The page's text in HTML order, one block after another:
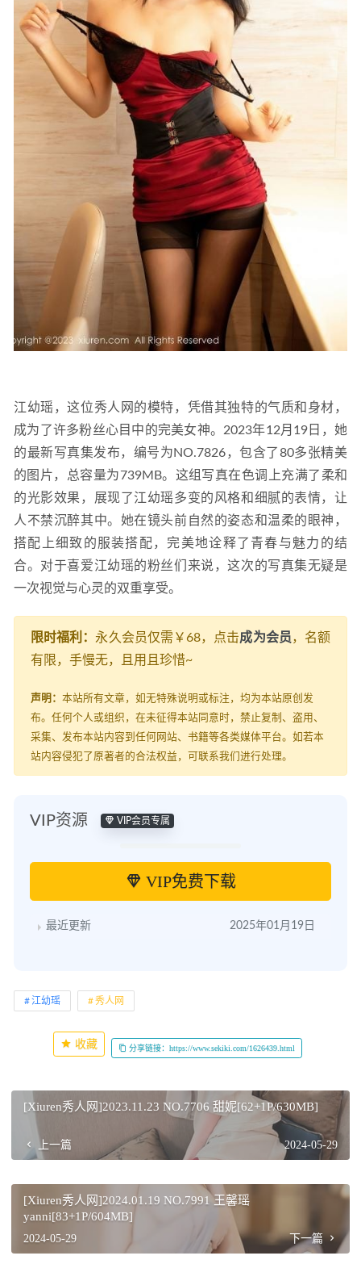
江幼瑶，这位秀人网的模特，凭借其独特的气质和身材，
成为了许多粉丝心目中的完美女神。2023年12月19日，她
的最新写真集发布，编号为NO.7826，包含了80多张精美
的图片，总容量为739MB。这组写真在色调上充满了柔和
的光影效果，展现了江幼瑶多变的风格和细腻的表情，让
人不禁沉醉其中。她在镜头前自然的姿态和温柔的眼神，
搭配上细致的服装搭配，完美地诠释了青春与魅力的结
合。对于喜爱江幼瑶的粉丝们来说，这次的写真集无疑是
一次视觉与心灵的双重享受。
限时福利： 永久会员仅需￥68，点击成为会员，名额
有限，手慢无，且用且珍惜~
声明： 本站所有文章，如无特殊说明或标注，均为本站原创发
布。任何个人或组织，在未征得本站同意时，禁止复制、盗用、
采集、发布本站内容到任何网站、书籍等各类媒体平台。如若本
站内容侵犯了原著者的合法权益，可联系我们进行处理。
VIP资源 VIP会员专属
VIP免费下载
最近更新 2025年01月19日
江幼瑶 秀人网
收藏 分享链接：https://www.sekiki.com/1626439.html
[Xiuren秀人网]2023.11.23 NO.7706 甜妮[62+1P/630MB]
上一篇 2024-05-29
[Xiuren秀人网]2024.01.19 NO.7991 王馨瑶
yanni[83+1P/604MB]
2024-05-29 下一篇